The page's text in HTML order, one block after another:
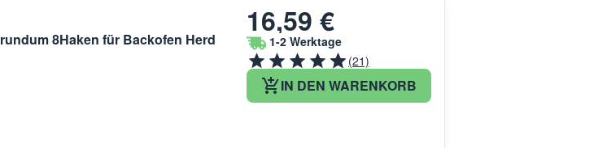
8Haken für Backofen Herd
16,59 €
1-2 Werktage
(21)
IN DEN WARENKORB